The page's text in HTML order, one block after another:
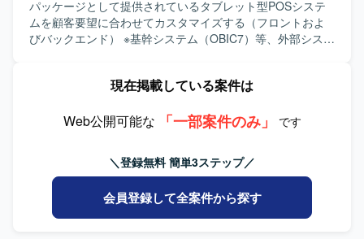
パッケージとして提供されているタブレット型POSシステ
ムを顧客要望に合わせてカスタマイズする（フロントおよ
びバックエンド） ※基幹システム（OBIC7）等、外部システ
現在掲載している案件は
Web公開可能な
「一部案件のみ」 です
＼登録無料 簡単3ステップ／
会員登録して全案件から探す